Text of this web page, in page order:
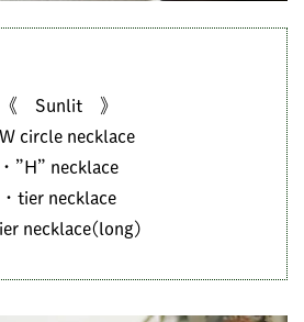
《 Sunlit 》
W circle necklace
・”H” necklace
・tier necklace
necklace(long)